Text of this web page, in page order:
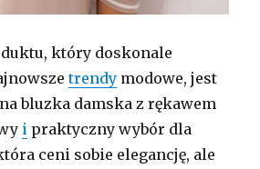
który doskonale
trendy modowe, jest
bluzka damska z rękawem
i praktyczny wybór dla
ceni sobie elegancję, ale